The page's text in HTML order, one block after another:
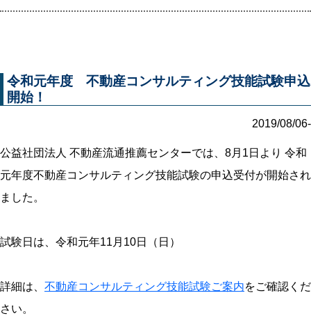
令和元年度 不動産コンサルティング技能試験申込
開始！
2019/08/06-
公益社団法人 不動産流通推薦センターでは、8月1日より 令和
元年度不動産コンサルティング技能試験の申込受付が開始され
ました。
試験日は、令和元年11月10日（日）
詳細は、 不動産コンサルティング技能試験ご案内をご確認くだ
さい。